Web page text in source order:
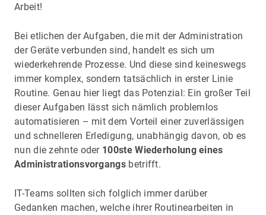
Arbeit!
Bei etlichen der Aufgaben, die mit der Administration
der Geräte verbunden sind, handelt es sich um
wiederkehrende Prozesse. Und diese sind keineswegs
immer komplex, sondern tatsächlich in erster Linie
Routine. Genau hier liegt das Potenzial: Ein großer Teil
dieser Aufgaben lässt sich nämlich problemlos
automatisieren – mit dem Vorteil einer zuverlässigen
und schnelleren Erledigung, unabhängig davon, ob es
nun die zehnte oder 100ste Wiederholung eines
Administrationsvorgangs betrifft.
IT-Teams sollten sich folglich immer darüber
Gedanken machen, welche ihrer Routinearbeiten in